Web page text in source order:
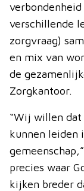
verschillende
zorgvraag)
en mix van
de
Zorgkantoor.
“Wij willen dat
kunnen leiden
precies waar
kijken breder